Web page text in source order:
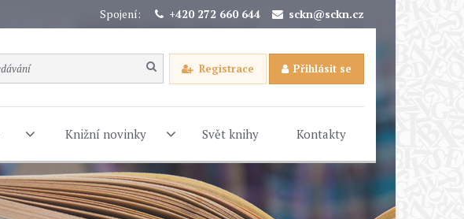
Spojení: +420 272 660 644 sckn@sckn.cz
Registrace Přihlásit se
Knižní novinky Svět knihy Kontakty